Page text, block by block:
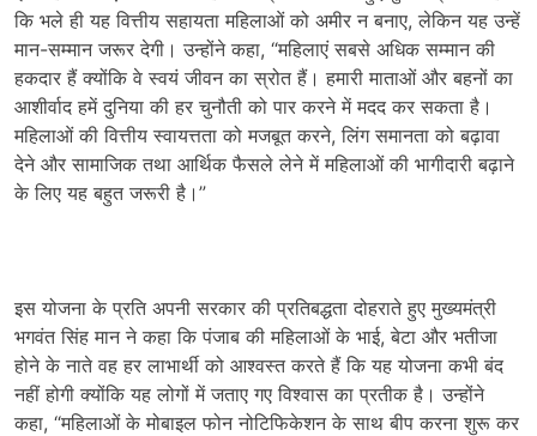
कि भले ही यह वित्तीय सहायता महिलाओं को अमीर न बनाए, लेकिन यह उन्हें
मान-सम्मान जरूर देगी। उन्होंने कहा, “महिलाएं सबसे अधिक सम्मान की
हकदार हैं क्योंकि वे स्वयं जीवन का स्रोत हैं। हमारी माताओं और बहनों का
आशीर्वाद हमें दुनिया की हर चुनौती को पार करने में मदद कर सकता है।
महिलाओं की वित्तीय स्वायत्तता को मजबूत करने, लिंग समानता को बढ़ावा
देने और सामाजिक तथा आर्थिक फैसले लेने में महिलाओं की भागीदारी बढ़ाने
के लिए यह बहुत जरूरी है।”
इस योजना के प्रति अपनी सरकार की प्रतिबद्धता दोहराते हुए मुख्यमंत्री
भगवंत सिंह मान ने कहा कि पंजाब की महिलाओं के भाई, बेटा और भतीजा
होने के नाते वह हर लाभार्थी को आश्वस्त करते हैं कि यह योजना कभी बंद
नहीं होगी क्योंकि यह लोगों में जताए गए विश्वास का प्रतीक है। उन्होंने
कहा, “महिलाओं के मोबाइल फोन नोटिफिकेशन के साथ बीप करना शुरू कर